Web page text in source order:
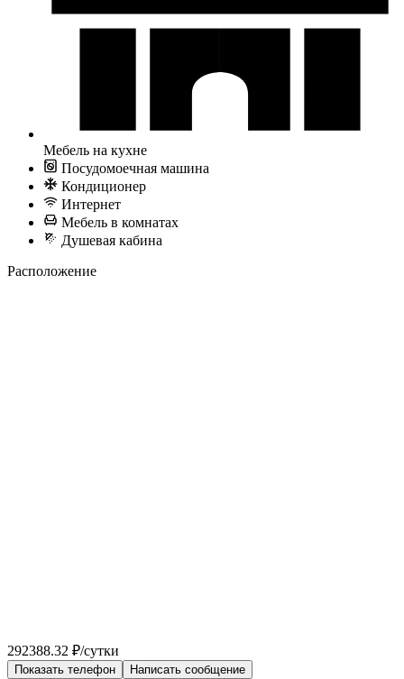
Мебель на кухне
Посудомоечная машина
Кондиционер
Интернет
Мебель в комнатах
Душевая кабина
Расположение
292388.32 ₽/сутки
Показать телефон Написать сообщение